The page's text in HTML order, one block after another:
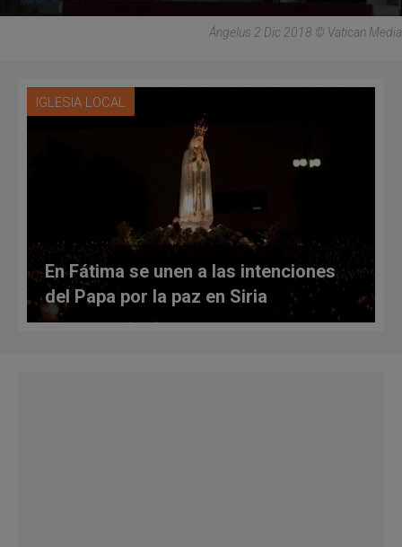
Ángelus 2 Dic 2018 © Vatican Media
IGLESIA LOCAL
En Fátima se unen a las intenciones
del Papa por la paz en Siria